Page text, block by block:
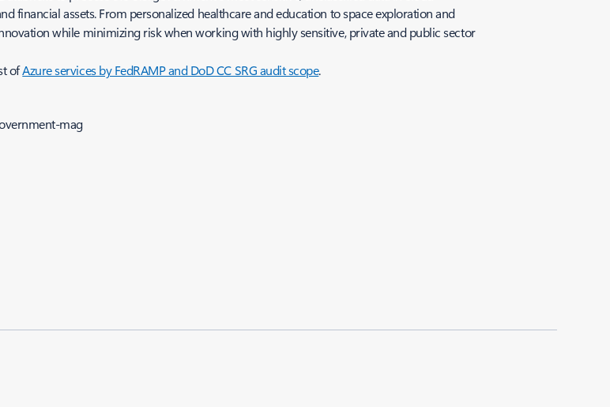
assets. From personalized healthcare and education to space exploration and
while minimizing risk when working with highly sensitive, private and public sector
ofAzure services by FedRAMP and DoD CC SRG audit scope.
mag